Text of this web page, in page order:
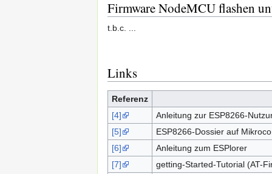
Firmware NodeMCU flashen
t.b.c. ...
Links
Referenz
[4]
Anleitung zur ESP8266-
[5]
ESP8266-Dossier auf
[6]
Anleitung zum ESPlorer
[7]
getting-Started-Tutorial (AT-